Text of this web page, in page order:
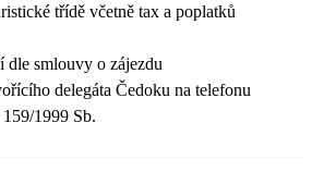
třídě včetně tax a poplatků
dle smlouvy o zájezdu
delegáta Čedoku na telefonu
1999 Sb.